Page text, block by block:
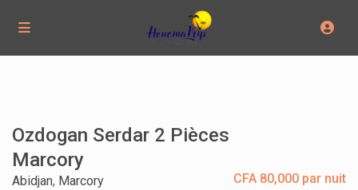
Ozdogan Serdar 2 Pièces
Marcory
CFA 80,000 par nuit
Abidjan, Marcory